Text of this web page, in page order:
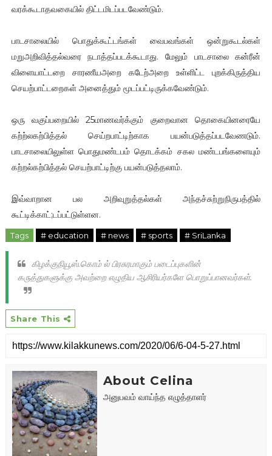
வரக்கூடாதவகையில் திட்டமிடப்படவேண்டும்.
பாடசாலையில் பொதுக்கூட்டங்கள் வைபவங்கள் ஒன்றுகூடல்கள்
மறுஅறிவித்தல்வரை நடாத்தப்படக்கூடாது. மேலும் பாடசாலை கன்ரீன்
விளையாட்டறை சாரணீயஅறை கடேற்அறை உள்ளிட்ட புறக்கிருத்திய
செயற்பாட்டறைகள் அனைத்தும் மூடப்பட்டிருக்கவேண்டும்.
ஒரு வகுப்பறையில் 25மாணவர்க்கும் குறைவான தொகையினரையே
கற்ற்லகற்பித்தல் செய்றபாட்டிற்காக பயன்படுத்தப்படவேணடும்.
பாடசாலையிலுள்ள பொதுமண்டபம் தொடக்கம் சகல மண்டபங்களையும்
கற்றல்கற்பித்தல் செயற்பாட்டிற்கு பயன்படுத்தலாம்.
இவ்வாறான பல அறிவுறுத்தல்கள் அந்தச்சுற்றுநிருபத்தில்
கூட்டிக்காட்;டப்பட்டுள்ளன.
Tags # education # news # sports # SriLanka
கிழக்குநியூஸ்.கொம் ல் பிரசுரமாகும் படைப்புகளின்
கருத்துகளுக்கு அவற்றை எழுதிய ஆசிரியர்களே பொறுப்பானவர்கள்.
Share This
About Celina
அனுபவம் வாய்ந்த எழுத்தாளர்